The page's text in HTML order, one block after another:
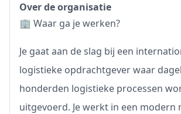
Over de organisatie
🏢 Waar ga je werken?
Je gaat aan de slag bij een
logistieke opdrachtgever waar
honderden logistieke processen
uitgevoerd. Je werkt in een modern